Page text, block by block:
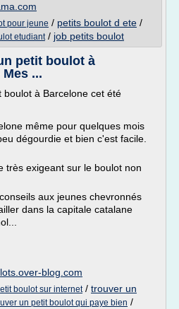
pour jeune / petits boulot d ete /
etudiant/ job petits boulot
petit boulot à
...
à Barcelone cet été
même pour quelques mois
dégourdie et bien c'est facile.
très exigeant sur le boulot non
aux jeunes chevronnés
dans la capitale catalane
blog.com
boulot sur internet/ trouver un
un petit boulot qui paye bien /